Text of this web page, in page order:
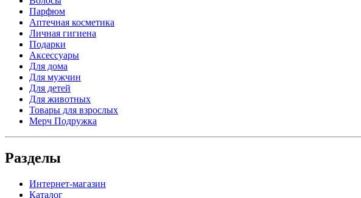
Парфюм
Аптечная косметика
Личная гигиена
Подарки
Аксессуары
Для дома
Для мужчин
Для детей
Для животных
Товары для взрослых
Мерч Подружка
Разделы
Интернет-магазин
Каталог